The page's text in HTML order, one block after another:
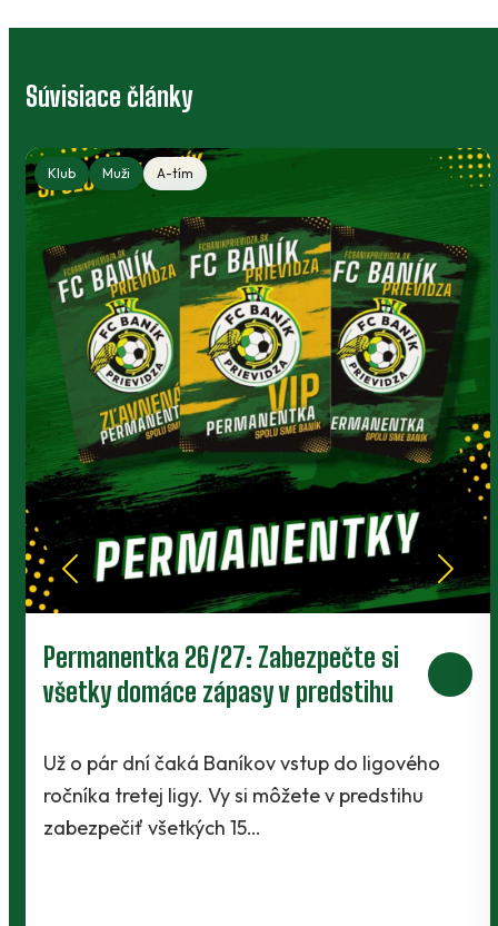
Súvisiace články
Klub Muži A-tím
Prievidza postúpila do 2. kola pohára.
V Kanianke rozhodol z penalty v
Baníci vstúpili do ostrej sezóny súbojom 1.
Slovnaft Cupu, keď vycestovali do neďalekej